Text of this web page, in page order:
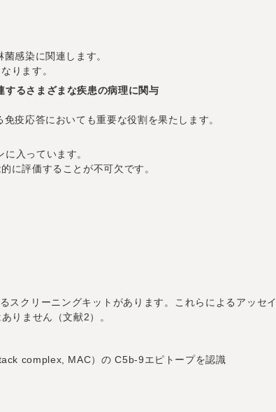
感染に関連します。
ります。
るさまざまな疾患の病理に関与
疫応答においても重要な役割を果たします。
入っています。
に評価することが不可欠です。
スクリーニングキットがあります。これらによるアッセイ
りません（文献2）。
complex, MAC）の C5b-9エピトープを認識